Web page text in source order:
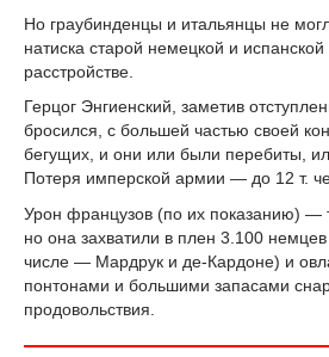
Но граубинденцы и итальянцы не
натиска старой немецкой и
расстройстве.
Герцог Энгиенский, заметив
бросился, с большей частью своей
бегущих, и они или были перебиты,
Потеря имперской армии — до 12 т.
Урон французов (по их показанию) —
но она захватили в плен 3.100
числе — Мардрук и де-Кардоне) и
понтонами и большими запасами
продовольствия.